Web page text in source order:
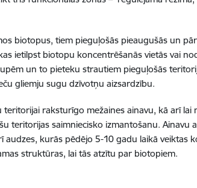
biotopus, tiem pieguļošās pieaugušās un
ietilpst biotopu koncentrēšanās vietās vai
un to pieteku strautiem pieguļošās
gliemju sugu dzīvotņu aizsardzību.
teritorijai raksturīgo mežaines ainavu, kā arī lai
teritorijas saimniecisko izmantošanu. Ainavu
kurās pēdējo 5-10 gadu laikā veiktas
struktūras, lai tās atzītu par biotopiem.